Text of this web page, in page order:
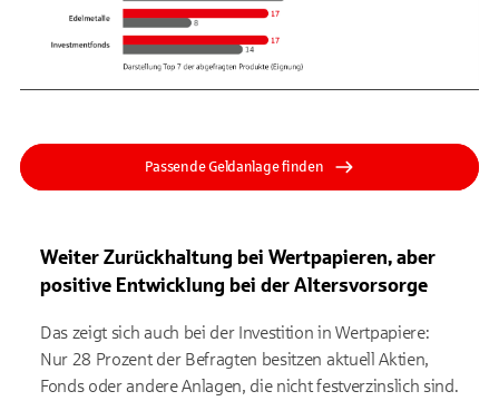
Passende Geld­anlage finden
Weiter Zurückhaltung bei Wertpapieren, aber
positive Entwicklung bei der Altersvorsorge
Das zeigt sich auch bei der Investition in Wertpapiere:
Nur 28 Prozent der Befragten besitzen aktuell Aktien,
Fonds oder andere Anlagen, die nicht festverzinslich sind.